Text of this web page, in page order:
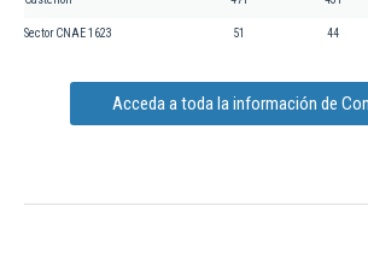
Sector CNAE 1623 51 44
Acceda a toda la información de